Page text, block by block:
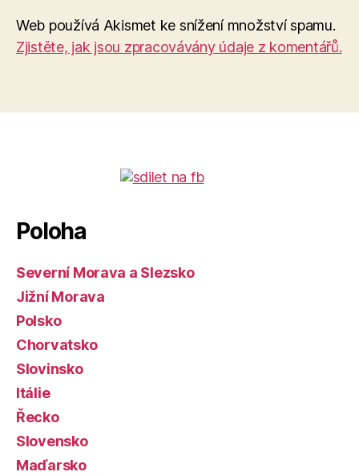
Web používá Akismet ke snížení množství spamu.
Zjistěte, jak jsou zpracovávány údaje z komentářů.
Poloha
Severní Morava a Slezsko
Jižní Morava
Polsko
Chorvatsko
Slovinsko
Itálie
Řecko
Slovensko
Maďarsko